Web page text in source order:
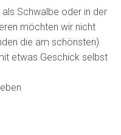
Schwalbe oder in der
möchten wir nicht
die am schönsten)
etwas Geschick selbst